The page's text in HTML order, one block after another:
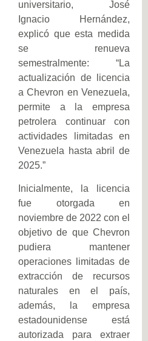
universitario, José
Ignacio Hernández,
explicó que esta medida
se renueva
semestralmente: “La
actualización de licencia
a Chevron en Venezuela,
permite a la empresa
petrolera continuar con
actividades limitadas en
Venezuela hasta abril de
2025.”
Inicialmente, la licencia
fue otorgada en
noviembre de 2022 con el
objetivo de que Chevron
pudiera mantener
operaciones limitadas de
extracción de recursos
naturales en el país,
además, la empresa
estadounidense está
autorizada para extraer